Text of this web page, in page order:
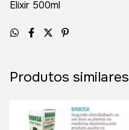
Elixir 500ml
Produtos similares